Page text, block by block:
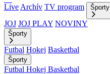
Live Archív TV program Športy
JOJ JOJ PLAY NOVINY
Športy
Futbal Hokej Basketbal
Športy
Futbal Hokej Basketbal